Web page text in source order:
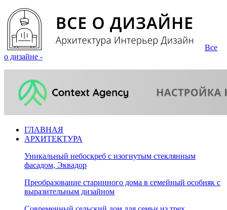
Все
о дизайне -
ГЛАВНАЯ
АРХИТЕКТУРА
Уникальный небоскреб с изогнутым стеклянным
фасадом, Эквадор
Преобразование старинного дома в семейный особняк с
выразительным дизайном